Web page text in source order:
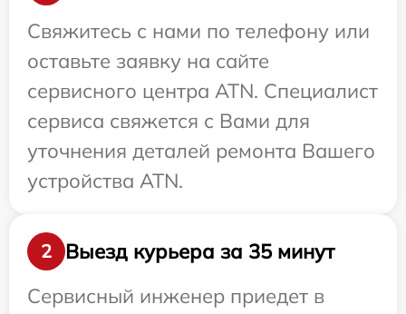
Свяжитесь с нами по телефону или
оставьте заявку на сайте
сервисного центра ATN. Специалист
сервиса свяжется с Вами для
уточнения деталей ремонта Вашего
устройства ATN.
2
Выезд курьера за 35 минут
Сервисный инженер приедет в